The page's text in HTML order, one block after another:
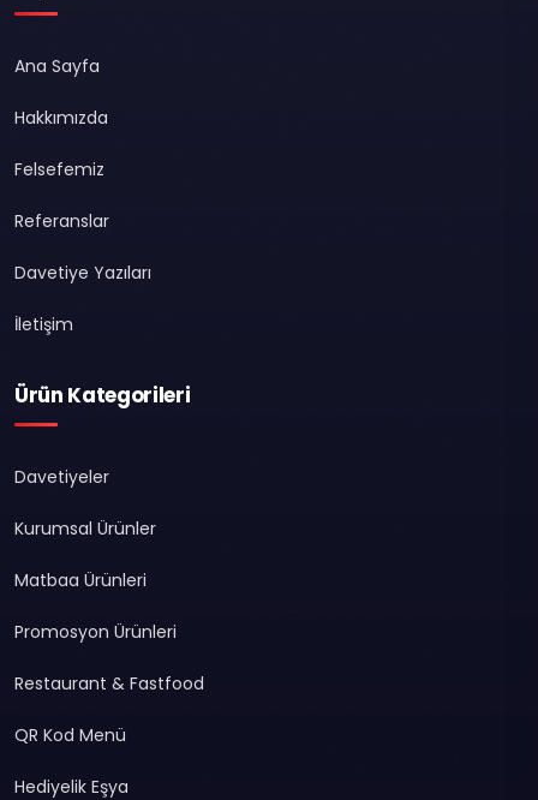
Ana Sayfa
Hakkımızda
Felsefemiz
Referanslar
Davetiye Yazıları
İletişim
Ürün Kategorileri
Davetiyeler
Kurumsal Ürünler
Matbaa Ürünleri
Promosyon Ürünleri
Restaurant & Fastfood
QR Kod Menü
Hediyelik Eşya